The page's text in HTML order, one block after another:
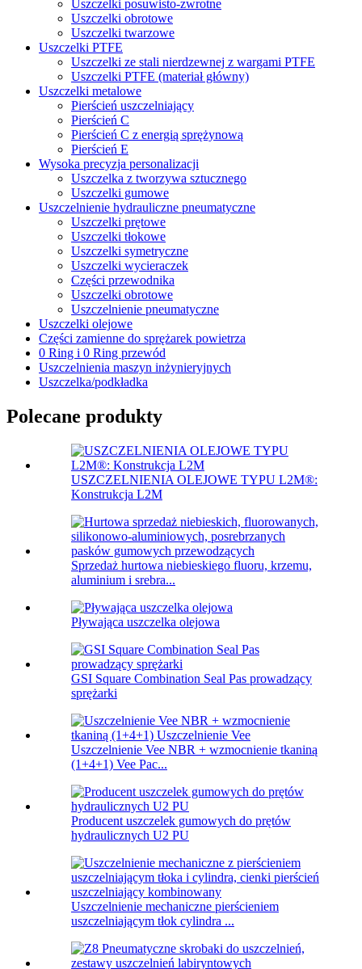
Uszczelki posuwisto-zwrotne
Uszczelki obrotowe
Uszczelki twarzowe
Uszczelki PTFE
Uszczelki ze stali nierdzewnej z wargami PTFE
Uszczelki PTFE (materiał główny)
Uszczelki metalowe
Pierścień uszczelniający
Pierścień C
Pierścień C z energią sprężynową
Pierścień E
Wysoka precyzja personalizacji
Uszczelka z tworzywa sztucznego
Uszczelki gumowe
Uszczelnienie hydrauliczne pneumatyczne
Uszczelki prętowe
Uszczelki tłokowe
Uszczelki symetryczne
Uszczelki wycieraczek
Części przewodnika
Uszczelki obrotowe
Uszczelnienie pneumatyczne
Uszczelki olejowe
Części zamienne do sprężarek powietrza
0 Ring i 0 Ring przewód
Uszczelnienia maszyn inżynieryjnych
Uszczelka/podkładka
Polecane produkty
USZCZELNIENIA OLEJOWE TYPU L2M®:
Konstrukcja L2M
Sprzedaż hurtowa niebieskiego fluoru, krzemu,
aluminium i srebra...
Pływająca uszczelka olejowa
GSI Square Combination Seal Pas prowadzący
sprężarki
Uszczelnienie Vee NBR + wzmocnienie tkaniną
(1+4+1) Vee Pac...
Producent uszczelek gumowych do prętów
hydraulicznych U2 PU
Uszczelnienie mechaniczne pierścieniem
uszczelniającym tłok cylindra ...